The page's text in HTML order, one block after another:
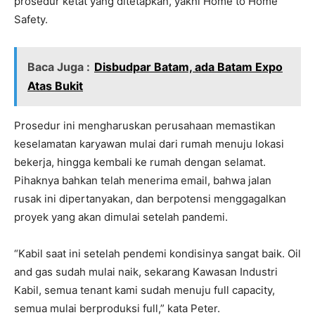
Safety.
Baca Juga : Disbudpar Batam, ada Batam Expo
Atas Bukit
Prosedur ini mengharuskan perusahaan memastikan
keselamatan karyawan mulai dari rumah menuju lokasi
bekerja, hingga kembali ke rumah dengan selamat.
Pihaknya bahkan telah menerima email, bahwa jalan
rusak ini dipertanyakan, dan berpotensi menggagalkan
proyek yang akan dimulai setelah pandemi.
“Kabil saat ini setelah pendemi kondisinya sangat baik. Oil
and gas sudah mulai naik, sekarang Kawasan Industri
Kabil, semua tenant kami sudah menuju full capacity,
semua mulai berproduksi full,” kata Peter.